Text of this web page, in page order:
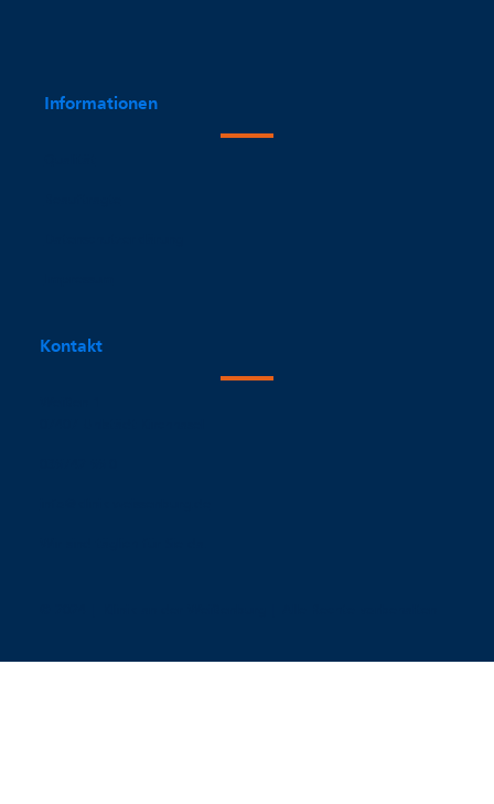
Informationen
Kontakt